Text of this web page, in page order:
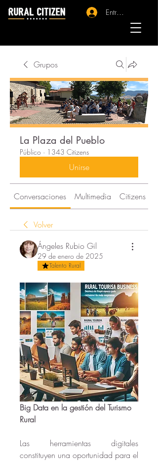
Entrar - Registro
Grupos
La Plaza del Pueblo
Público · 1343 Citizens
Unirse
Conversaciones Multimedia Citizens
Volver
Ángeles Rubio Gil
29 de enero de 2025
Talento Rural
Big Data en la gestión del Turismo
Rural
Las herramientas digitales
constituyen una oportunidad para el